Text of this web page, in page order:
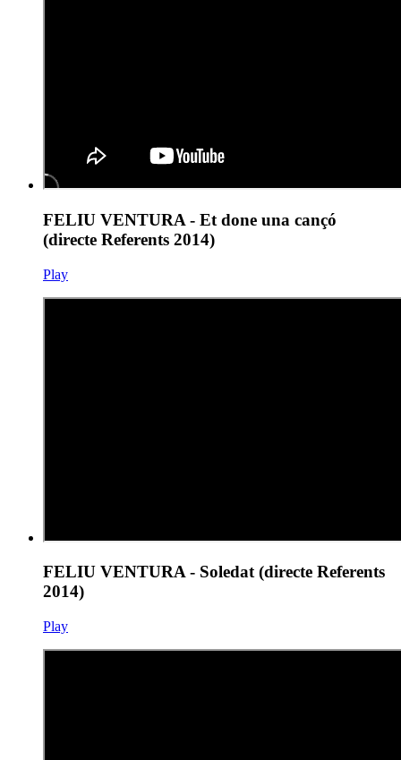
FELIU VENTURA - Et done una cançó
(directe Referents 2014)
Play
FELIU VENTURA - Soledat (directe Referents
2014)
Play